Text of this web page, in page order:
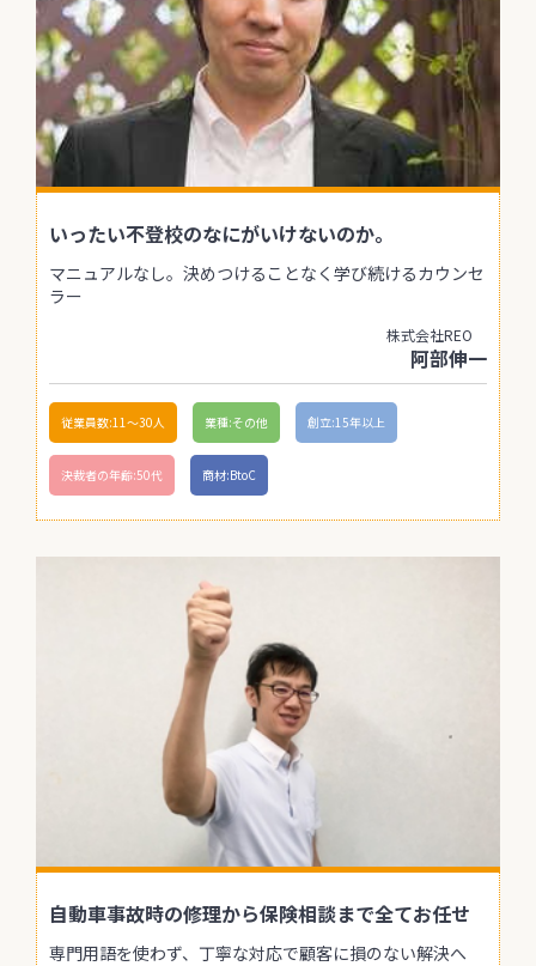
いったい不登校のなにがいけないのか。
マニュアルなし。決めつけることなく学び続けるカウンセ
ラー
株式会社REO
阿部伸一
従業員数:11〜30人 業種:その他 創立:15年以上
決裁者の年齢:50代 商材:BtoC
自動車事故時の修理から保険相談まで全てお任せ
専門用語を使わず、丁寧な対応で顧客に損のない解決へ